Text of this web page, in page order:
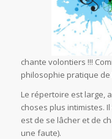
chante volontiers !!!
philosophie pratique
Le répertoire est large,
choses plus intimistes.
est de se lâcher et de
une faute).